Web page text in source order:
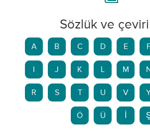
Sözlük ve
A B C D E
J K L M N
R S T U V
Ö Ü